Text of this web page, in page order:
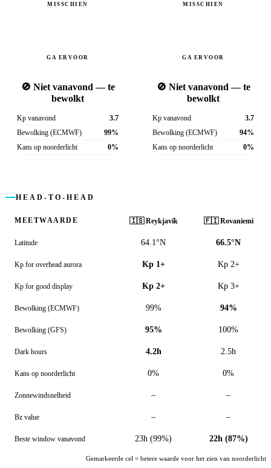
MISSCHIEN
GA ERVOOR
🚫 Niet vanavond — te
bewolkt
Kp vanavond
3.7
Bewolking (ECMWF)
99%
Kans op noorderlicht
0%
MISSCHIEN
GA ERVOOR
🚫 Niet vanavond — te
bewolkt
Kp vanavond
3.7
Bewolking (ECMWF)
94%
Kans op noorderlicht
0%
HEAD-TO-HEAD
MEETWAARDE 🇮🇸 Reykjavík 🇫🇮 Rovaniemi
Latitude 64.1°N 66.5°N
Kp for overhead aurora Kp 1+ Kp 2+
Kp for good display Kp 2+ Kp 3+
Bewolking (ECMWF) 99% 94%
Bewolking (GFS) 95% 100%
Dark hours 4.2h 2.5h
Kans op noorderlicht 0% 0%
Zonnewindsnelheid – –
Bz value – –
Beste window vanavond 23h (99%) 22h (87%)
Gemarkeerde cel = betere waarde voor het zien van noorderlicht